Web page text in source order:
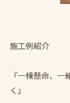
施工例紹介
『一棟懸命、
く』